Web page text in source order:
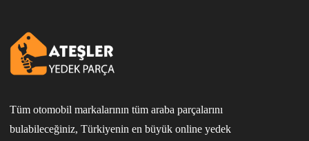
Tüm otomobil markalarının tüm araba parçalarını
bulabileceğiniz, Türkiyenin en büyük online yedek